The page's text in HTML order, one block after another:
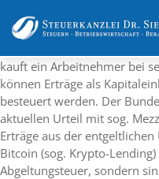
kauft ein Arbeitnehmer bei
können Erträge als
besteuert werden. Der
aktuellen Urteil mit sog.
Erträge aus der
Bitcoin (sog. Krypto-
Abgeltungsteuer, sondern